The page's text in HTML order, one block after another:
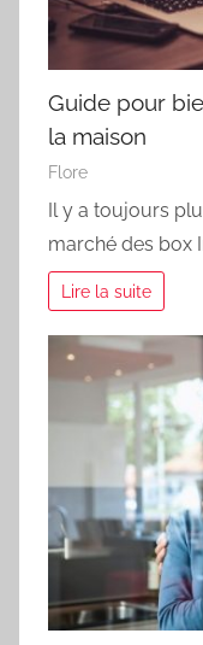
Guide pour
la maison
Flore
Il y a toujours
marché des box
Lire la suite